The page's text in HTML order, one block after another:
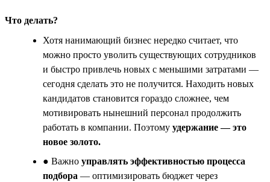
Что делать?
Хотя нанимающий бизнес нередко считает, что
можно просто уволить существующих сотрудников
и быстро привлечь новых с меньшими затратами —
сегодня сделать это не получится. Находить новых
кандидатов становится гораздо сложнее, чем
мотивировать нынешний персонал продолжить
работать в компании. Поэтому удержание — это
новое золото.
● Важно управлять эффективностью процесса
подбора — оптимизировать бюджет через